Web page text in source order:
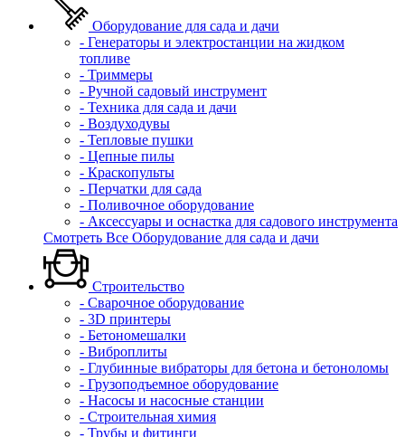
Оборудование для сада и дачи
- Генераторы и электростанции на жидком
топливе
- Триммеры
- Ручной садовый инструмент
- Техника для сада и дачи
- Воздуходувы
- Тепловые пушки
- Цепные пилы
- Краскопульты
- Перчатки для сада
- Поливочное оборудование
- Аксессуары и оснастка для садового инструмента
Смотреть Все Оборудование для сада и дачи
Строительство
- Сварочное оборудование
- 3D принтеры
- Бетономешалки
- Виброплиты
- Глубинные вибраторы для бетона и бетоноломы
- Грузоподъемное оборудование
- Насосы и насосные станции
- Строительная химия
- Трубы и фитинги